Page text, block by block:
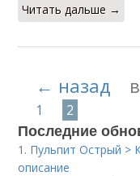
Читать дальше →
← назад
1 2
Последние
1. Пульпит Острый >
описание